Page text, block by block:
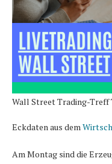
Wall Street Trading-Treff
Eckdaten aus dem
Am Montag sind die